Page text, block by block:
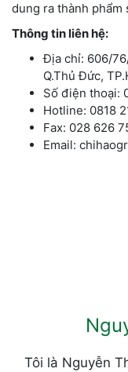
dung ra thành phẩm
Thông tin liên hệ:
Địa chỉ: 606/
Q.Thủ Đức,
Số điện thoại:
Hotline: 0818
Fax: 028 626
Email:
Tôi là Nguyễn